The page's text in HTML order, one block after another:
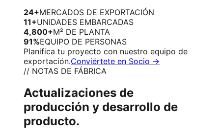
24+MERCADOS DE EXPORTACIÓN
11+UNIDADES EMBARCADAS
4,800+M² DE PLANTA
91%EQUIPO DE PERSONAS
Planifica tu proyecto con nuestro equipo de
exportación.Conviértete en Socio →
// NOTAS DE FÁBRICA
Actualizaciones de
producción y desarrollo de
producto.